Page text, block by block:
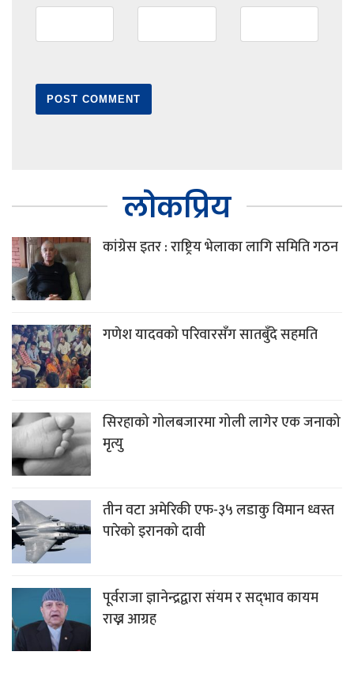
लोकप्रिय
कांग्रेस इतर : राष्ट्रिय भेलाका लागि समिति गठन
गणेश यादवको परिवारसँग सातबुँदे सहमति
सिरहाको गोलबजारमा गोली लागेर एक जनाको
मृत्यु
तीन वटा अमेरिकी एफ-३५ लडाकु विमान ध्वस्त
पारेको इरानको दावी
पूर्वराजा ज्ञानेन्द्रद्वारा संयम र सद्‌भाव कायम
राख्न आग्रह